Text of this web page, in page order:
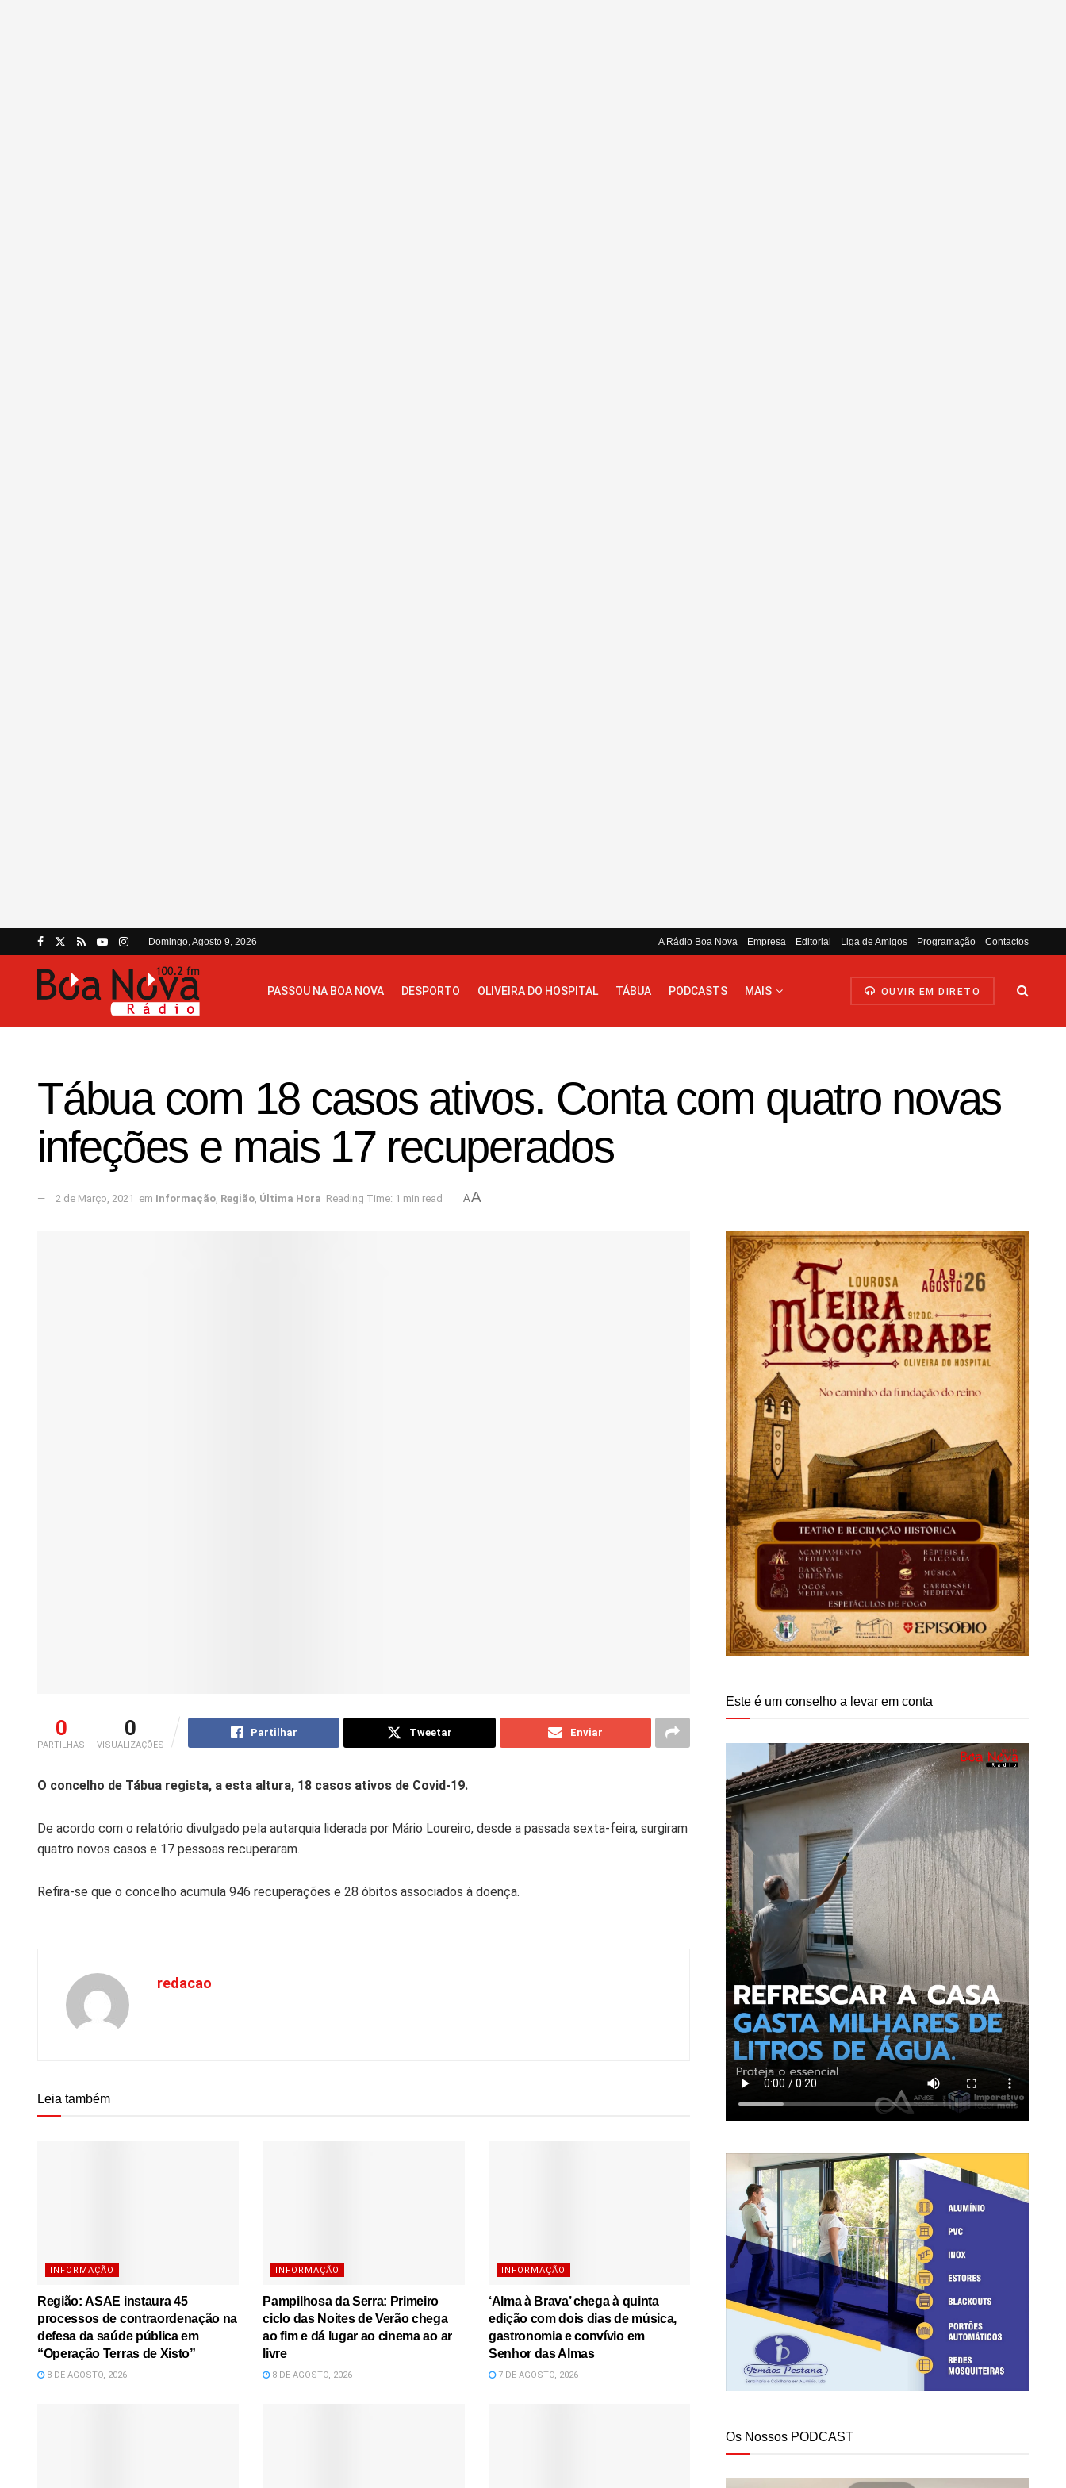
Domingo, Agosto 9, 2026 A Rádio Boa Nova Empresa Editorial Liga de Amigos Programação Contactos
PASSOU NA BOA NOVA DESPORTO OLIVEIRA DO HOSPITAL TÁBUA PODCASTS MAIS OUVIR EM DIRETO
Tábua com 18 casos ativos. Conta com quatro novas
infeções e mais 17 recuperados
2 de Março, 2021 em Informação, Região, Última Hora Reading Time: 1 min read AA
0
PARTILHAS
0
VISUALIZAÇÕES
Partilhar Tweetar Enviar
O concelho de Tábua regista, a esta altura, 18 casos ativos de Covid-19.
De acordo com o relatório divulgado pela autarquia liderada por Mário Loureiro, desde a passada sexta-feira, surgiram
quatro novos casos e 17 pessoas recuperaram.
Refira-se que o concelho acumula 946 recuperações e 28 óbitos associados à doença.
redacao
Leia também
INFORMAÇÃO
Região: ASAE instaura 45
processos de contraordenação na
defesa da saúde pública em
“Operação Terras de Xisto”
8 DE AGOSTO, 2026
INFORMAÇÃO
Pampilhosa da Serra: Primeiro
ciclo das Noites de Verão chega
ao fim e dá lugar ao cinema ao ar
livre
8 DE AGOSTO, 2026
INFORMAÇÃO
‘Alma à Brava’ chega à quinta
edição com dois dias de música,
gastronomia e convívio em
Senhor das Almas
7 DE AGOSTO, 2026
Este é um conselho a levar em conta
Os Nossos PODCAST